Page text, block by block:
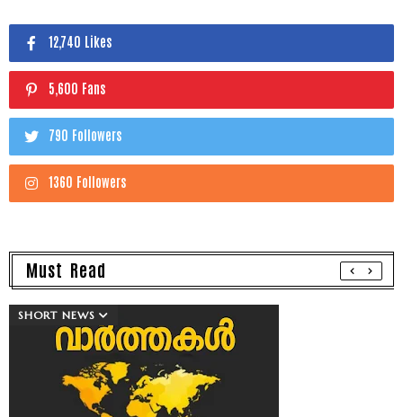
12,740 Likes
5,600 Fans
790 Followers
1360 Followers
Must Read
SHORT NEWS